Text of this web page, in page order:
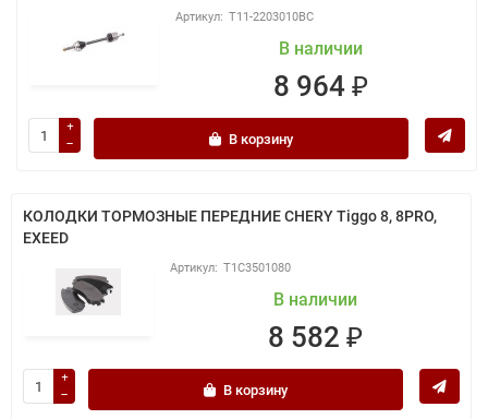
T11-2203010BC
В наличии
8 964 ₽
В корзину
КОЛОДКИ ТОРМОЗНЫЕ ПЕРЕДНИЕ CHERY Tiggo 8, 8PRO,
EXEED
T1C3501080
В наличии
8 582 ₽
В корзину